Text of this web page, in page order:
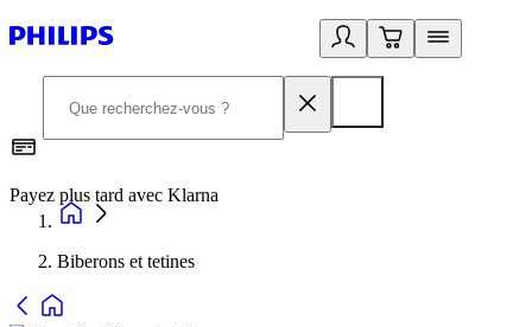
Payez plus tard avec Klarna
Biberons et tetines